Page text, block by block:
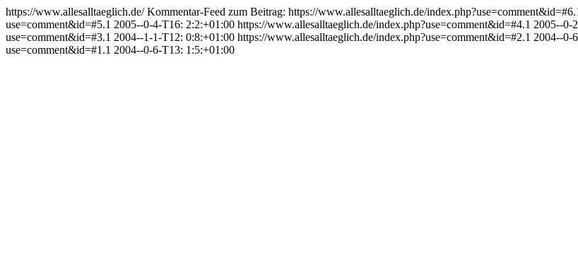
https://www.allesalltaeglich.de/Kommentar-Feed zum Beitrag: https://www.allesalltaeglich.de/
use=comment&id=#5.1 2005--0-4-T16: 2:2:+01:00 https://www.allesalltaeglich.de/index.php?use=comment&id=#4.1 2005--0-
use=comment&id=#3.1 2004--1-1-T12: 0:8:+01:00 https://www.allesalltaeglich.de/index.php?use=comment&id=#2.1 2004--0-
use=comment&id=#1.1 2004--0-6-T13: 1:5:+01:00